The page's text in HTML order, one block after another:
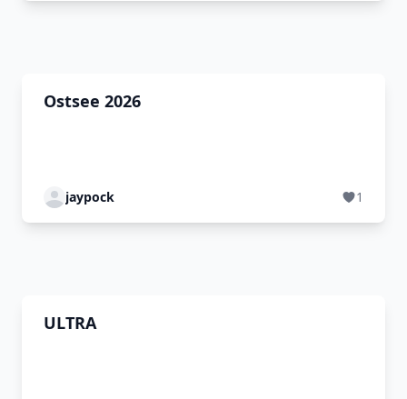
Ostsee 2026
jaypock 1
ULTRA